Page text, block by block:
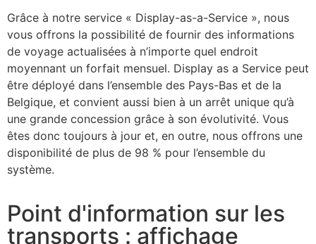
Grâce à notre service « Display-as-a-Service », nous
vous offrons la possibilité de fournir des informations
de voyage actualisées à n’importe quel endroit
moyennant un forfait mensuel. Display as a Service peut
être déployé dans l’ensemble des Pays-Bas et de la
Belgique, et convient aussi bien à un arrêt unique qu’à
une grande concession grâce à son évolutivité. Vous
êtes donc toujours à jour et, en outre, nous offrons une
disponibilité de plus de 98 % pour l’ensemble du
système.
Point d'information sur les
transports : affichage